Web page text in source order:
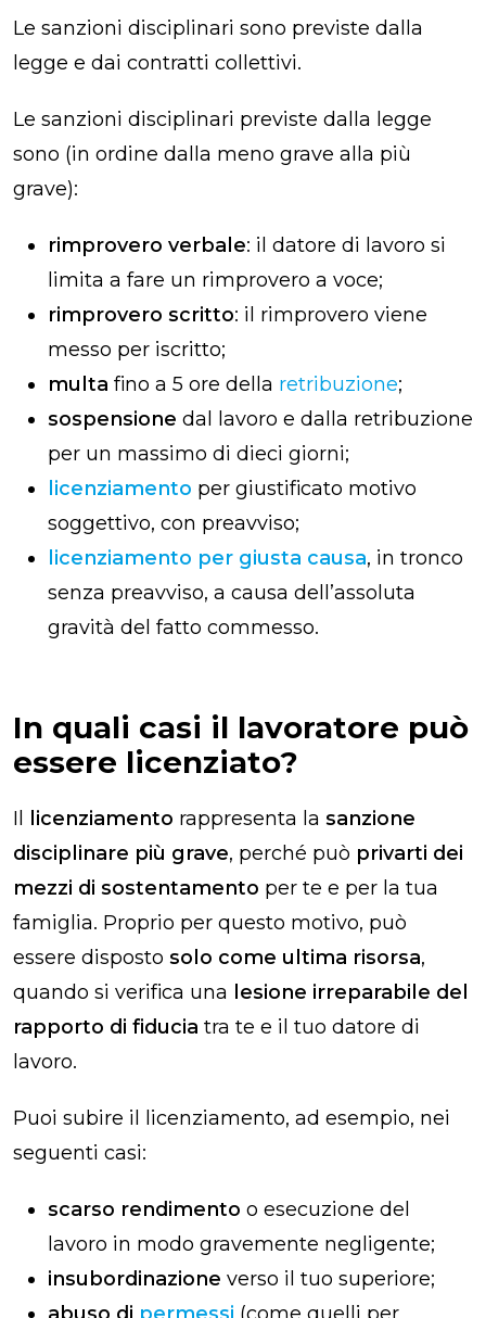
Le sanzioni disciplinari sono previste dalla
legge e dai contratti collettivi.
Le sanzioni disciplinari previste dalla legge
sono (in ordine dalla meno grave alla più
grave):
rimprovero verbale: il datore di lavoro si
limita a fare un rimprovero a voce;
rimprovero scritto: il rimprovero viene
messo per iscritto;
multa fino a 5 ore della retribuzione;
sospensione dal lavoro e dalla retribuzione
per un massimo di dieci giorni;
licenziamento per giustificato motivo
soggettivo, con preavviso;
licenziamento per giusta causa, in tronco
senza preavviso, a causa dell’assoluta
gravità del fatto commesso.
In quali casi il lavoratore può
essere licenziato?
Il licenziamento rappresenta la sanzione
disciplinare più grave, perché può privarti dei
mezzi di sostentamento per te e per la tua
famiglia. Proprio per questo motivo, può
essere disposto solo come ultima risorsa,
quando si verifica una
lesione irreparabile del
rapporto di fiducia tra te e il tuo datore di
lavoro.
Puoi subire il licenziamento, ad esempio, nei
seguenti casi:
scarso rendimento o esecuzione del
lavoro in modo gravemente negligente;
insubordinazione verso il tuo superiore;